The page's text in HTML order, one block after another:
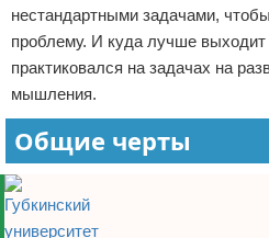
нестандартными задачами,
проблему. И куда лучше выходит
практиковался на задачах на
мышления.
Общие черты